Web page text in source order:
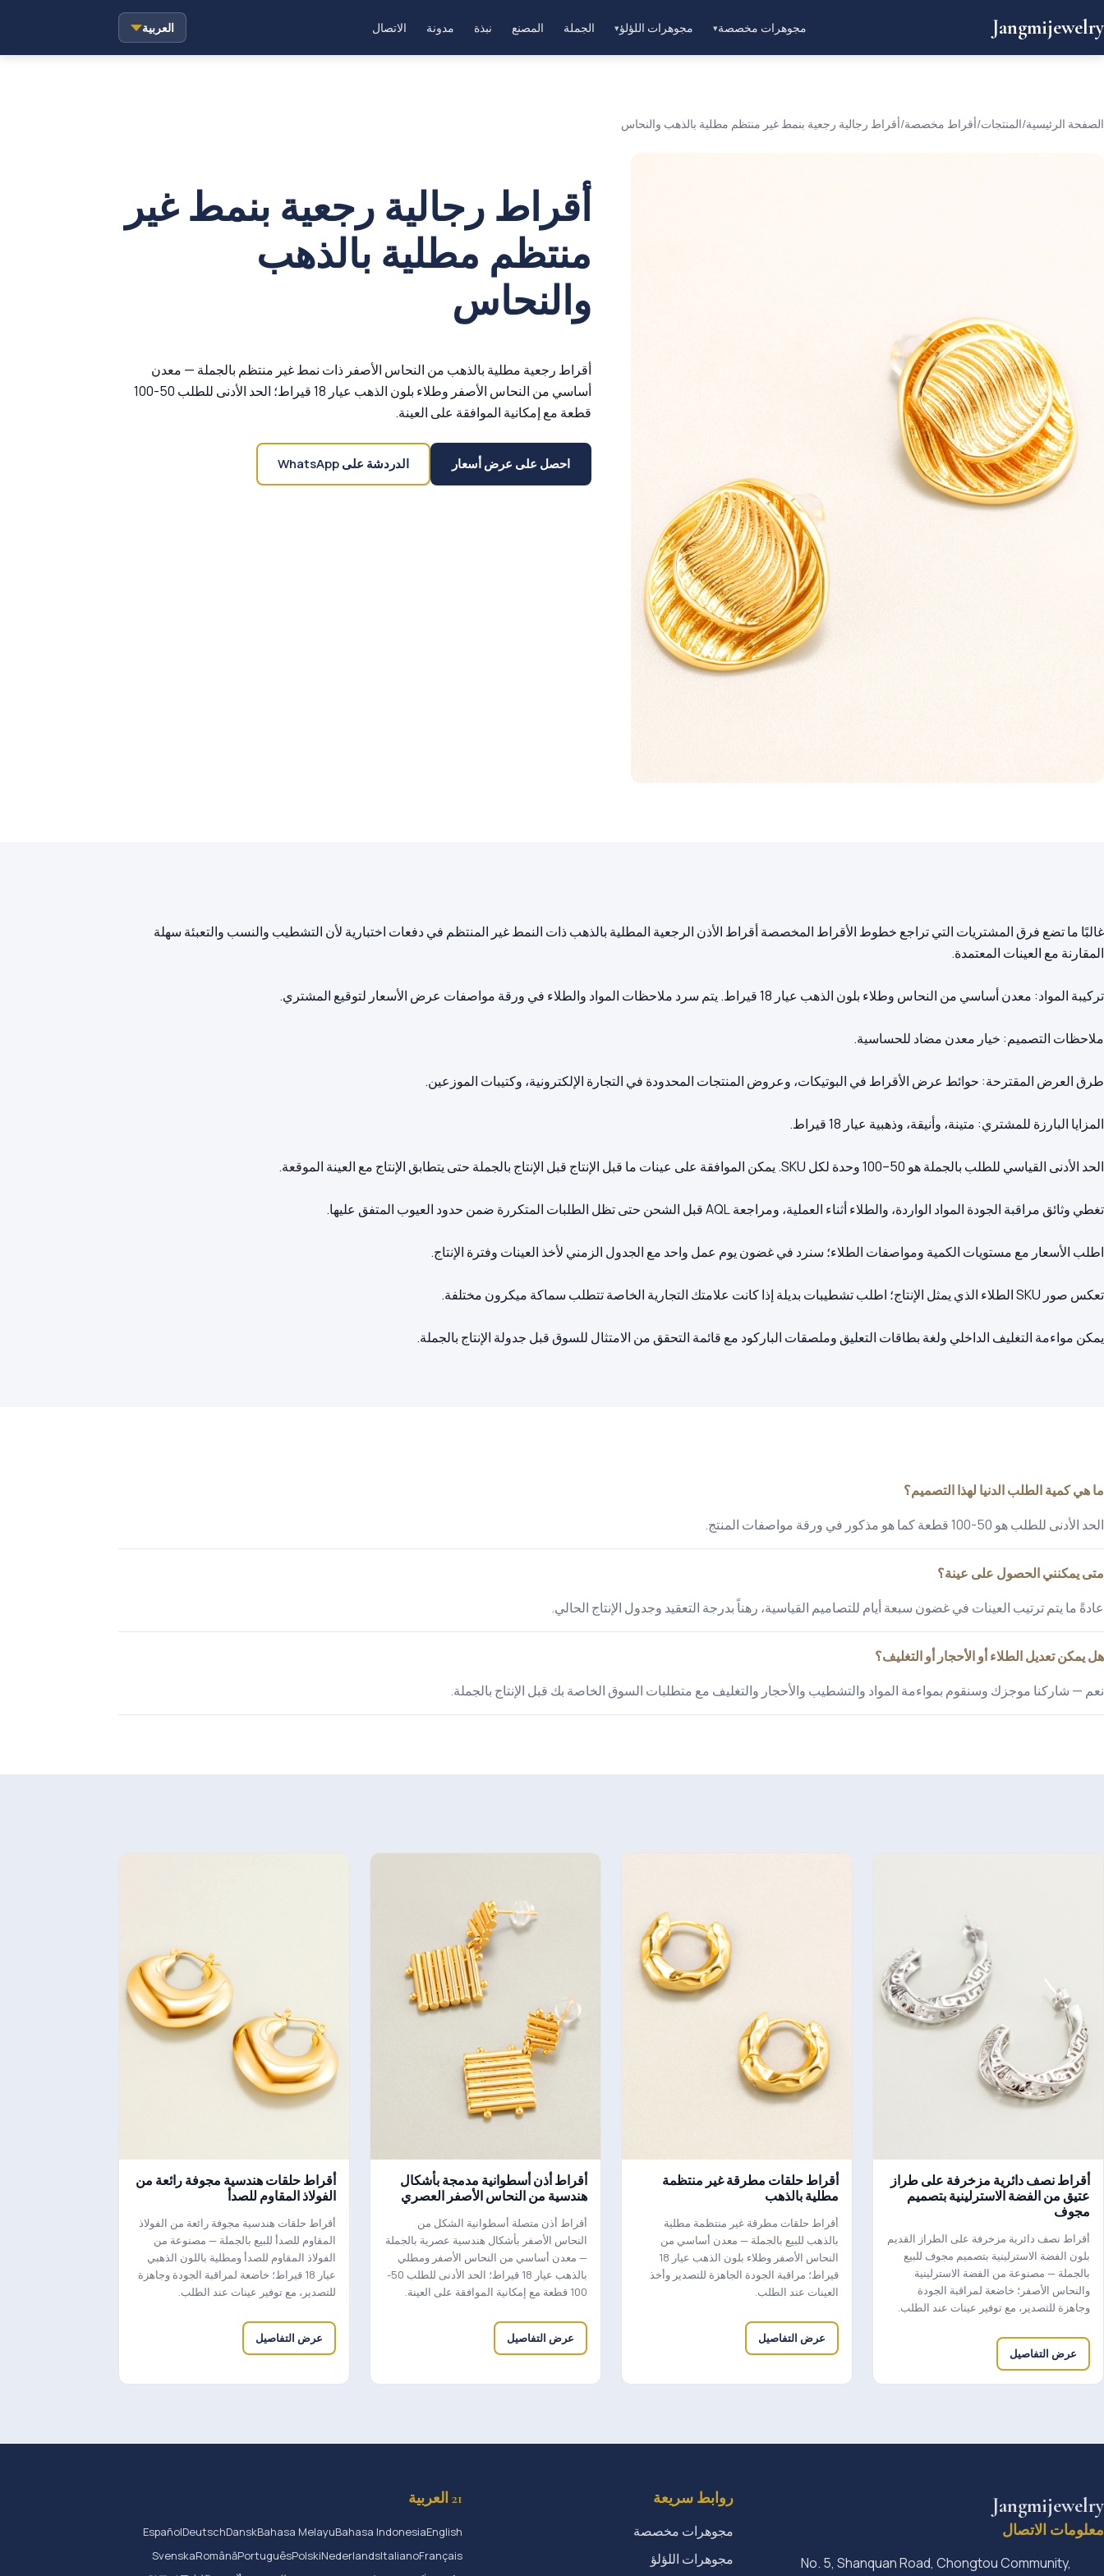
Jangmijewelry مجوهرات مخصصة▾ مجوهرات اللؤلؤ▾ الجملة المصنع نبذة مدونة الاتصال العربية
الصفحة الرئيسية/المنتجات/أقراط مخصصة/أقراط رجالية رجعية بنمط غير منتظم مطلية بالذهب والنحاس
أقراط رجالية رجعية بنمط غير
منتظم مطلية بالذهب
والنحاس
أقراط رجعية مطلية بالذهب من النحاس الأصفر ذات نمط غير منتظم بالجملة — معدن
أساسي من النحاس الأصفر وطلاء بلون الذهب عيار 18 قيراط؛ الحد الأدنى للطلب 50-100
قطعة مع إمكانية الموافقة على العينة.
احصل على عرض أسعار الدردشة على WhatsApp
غالبًا ما تضع فرق المشتريات التي تراجع خطوط الأقراط المخصصة أقراط الأذن الرجعية المطلية بالذهب ذات النمط غير المنتظم في دفعات اختبارية لأن التشطيب والنسب والتعبئة سهلة
يمكن مواءمة التغليف الداخلي ولغة بطاقات التعليق وملصقات الباركود مع قائمة التحقق من الامتثال للسوق قبل جدولة الإنتاج بالجملة.
ما هي كمية الطلب الدنيا لهذا التصميم؟
الحد الأدنى للطلب هو 50-100 قطعة كما هو مذكور في ورقة مواصفات المنتج.
متى يمكنني الحصول على عينة؟
عادةً ما يتم ترتيب العينات في غضون سبعة أيام للتصاميم القياسية، رهناً بدرجة التعقيد وجدول الإنتاج الحالي.
هل يمكن تعديل الطلاء أو الأحجار أو التغليف؟
نعم — شاركنا موجزك وسنقوم بمواءمة المواد والتشطيب والأحجار والتغليف مع متطلبات السوق الخاصة بك قبل الإنتاج بالجملة.
أقراط نصف دائرية مزخرفة على طراز
عتيق من الفضة الاسترلينية بتصميم
مجوف
أقراط نصف دائرية مزخرفة على الطراز القديم
بلون الفضة الاسترلينية بتصميم مجوف للبيع
بالجملة — مصنوعة من الفضة الاسترلينية
والنحاس الأصفر؛ خاضعة لمراقبة الجودة
وجاهزة للتصدير، مع توفير عينات عند الطلب.
عرض التفاصيل
أقراط حلقات مطرقة غير منتظمة
مطلية بالذهب
أقراط حلقات مطرقة غير منتظمة مطلية
بالذهب للبيع بالجملة — معدن أساسي من
النحاس الأصفر وطلاء بلون الذهب عيار 18
قيراط؛ مراقبة الجودة الجاهزة للتصدير وأخذ
العينات عند الطلب.
عرض التفاصيل
أقراط أذن أسطوانية مدمجة بأشكال
هندسية من النحاس الأصفر العصري
أقراط أذن متصلة أسطوانية الشكل من
النحاس الأصفر بأشكال هندسية عصرية بالجملة
— معدن أساسي من النحاس الأصفر ومطلي
بالذهب عيار 18 قيراط؛ الحد الأدنى للطلب 50-
100 قطعة مع إمكانية الموافقة على العينة.
عرض التفاصيل
أقراط حلقات هندسية مجوفة رائعة من
الفولاذ المقاوم للصدأ
أقراط حلقات هندسية مجوفة رائعة من الفولاذ
المقاوم للصدأ للبيع بالجملة — مصنوعة من
الفولاذ المقاوم للصدأ ومطلية باللون الذهبي
عيار 18 قيراط؛ خاضعة لمراقبة الجودة وجاهزة
للتصدير، مع توفير عينات عند الطلب.
عرض التفاصيل
Jangmijewelry
معلومات الاتصال
No. 5, Shanquan Road, Chongtou Community,
روابط سريعة
مجوهرات مخصصة
مجوهرات اللؤلؤ
21 العربية
English
Bahasa Indonesia
Bahasa Melayu
Dansk
Deutsch
Español
Français
Italiano
Nederlands
Polski
Português
Română
Svenska